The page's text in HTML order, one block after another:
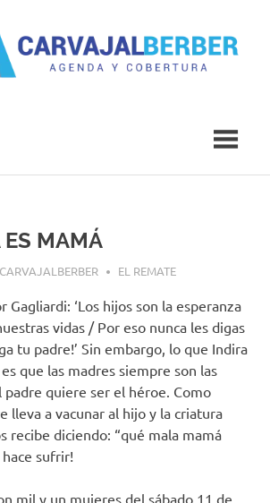
MAMÁ
CARVAJALBERBER EL REMATE
Gagliardi: ‘Los hijos son la esperanza
vidas / Por eso nunca les digas
tu padre!’ Sin embargo, lo que Indira
que las madres siempre son las
padre quiere ser el héroe. Como
lleva a vacunar al hijo y la criatura
recibe diciendo: “qué mala mamá
sufrir!
mil y un mujeres del sábado 11 de